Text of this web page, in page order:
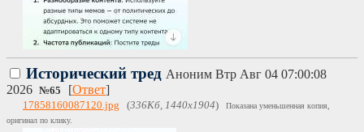
Исторический тред Аноним Втр Авг 04 07:00:08
2026 №65 [Ответ]
17858160087120.jpg (336Кб, 1440x1904)
Показана уменьшенная копия,
оригинал по клику.